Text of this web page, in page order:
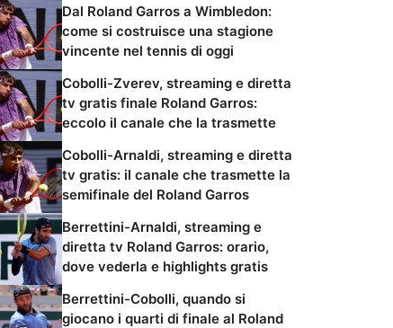
Dal Roland Garros a Wimbledon:
come si costruisce una stagione
vincente nel tennis di oggi
Cobolli-Zverev, streaming e diretta
tv gratis finale Roland Garros:
eccolo il canale che la trasmette
Cobolli-Arnaldi, streaming e diretta
tv gratis: il canale che trasmette la
semifinale del Roland Garros
Berrettini-Arnaldi, streaming e
diretta tv Roland Garros: orario,
dove vederla e highlights gratis
Berrettini-Cobolli, quando si
giocano i quarti di finale al Roland